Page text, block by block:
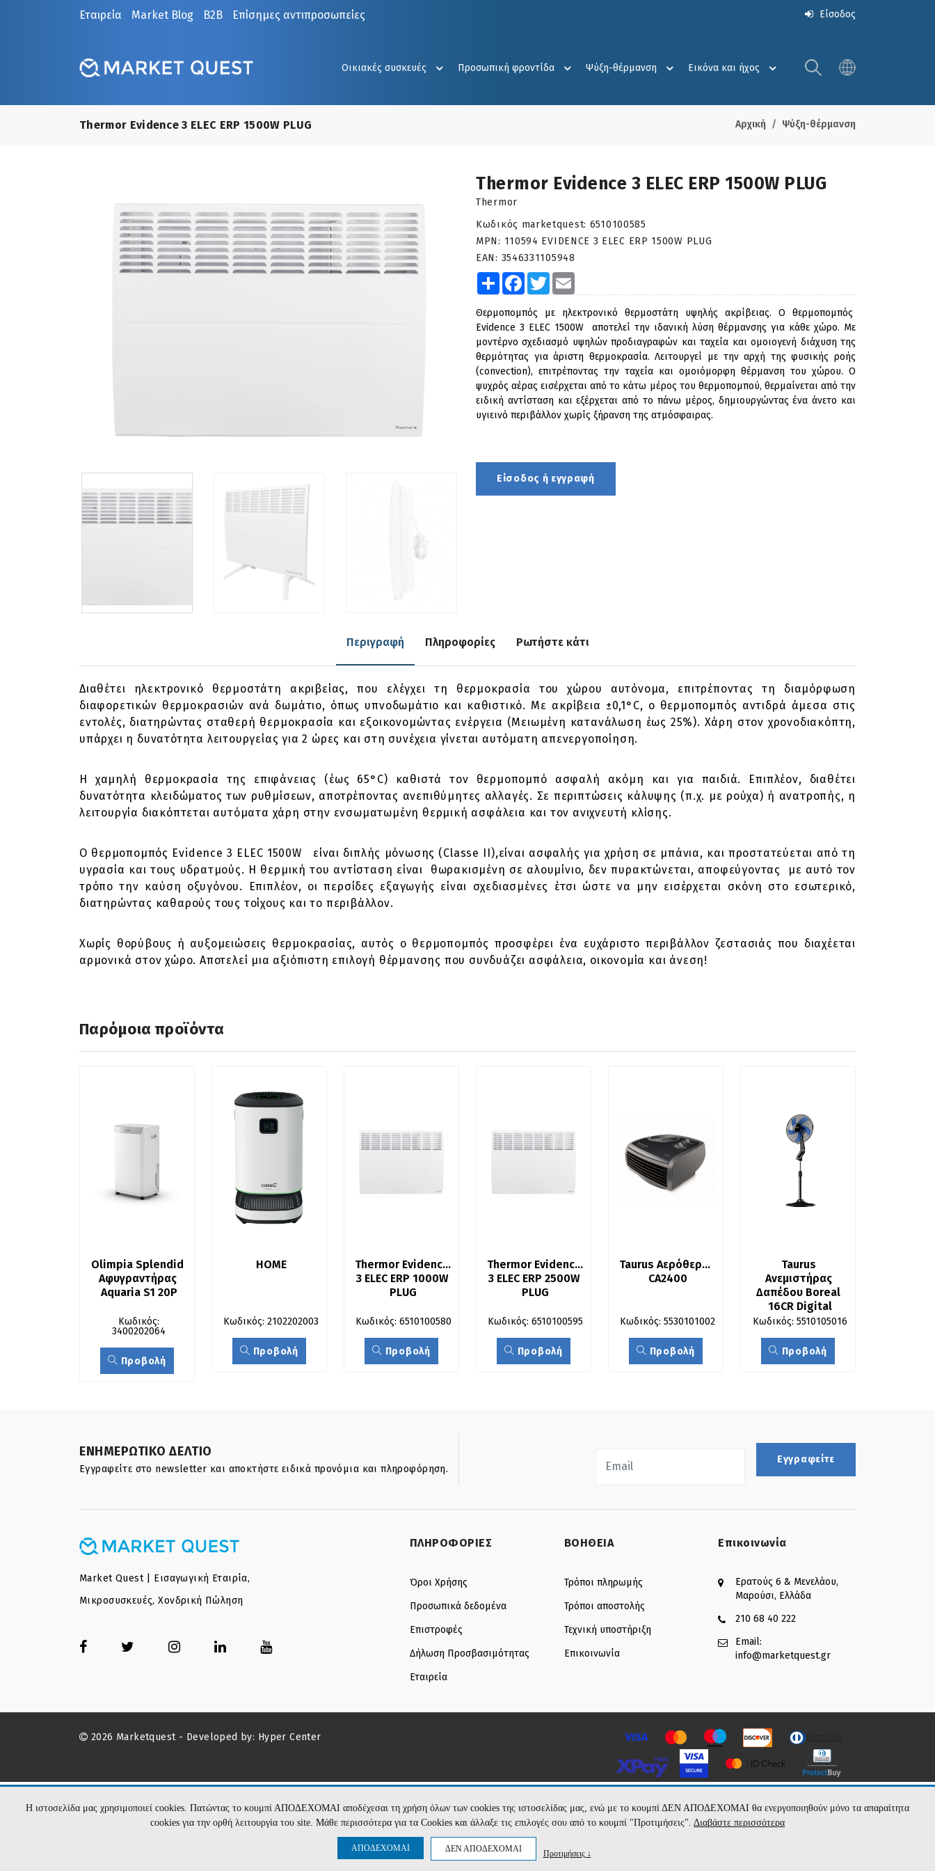
Εταιρεία Market Blog B2B Επίσημες αντιπροσωπείες Είσοδος
Οικιακές συσκευές Προσωπική φροντίδα Ψύξη-θέρμανση Εικόνα και ήχος
Thermor Evidence 3 ELEC ERP 1500W PLUG Αρχική Ψύξη-θέρμανση
Thermor Evidence 3 ELEC ERP 1500W PLUG
Thermor
Κωδικός marketquest: 6510100585
MPN: 110594 EVIDENCE 3 ELEC ERP 1500W PLUG
EAN: 3546331105948
Share Facebook
Twitter
Θερμοπομπός με ηλεκτρονικό θερμοστάτη υψηλής ακρίβειας. Ο θερμοπομπός
Evidence 3 ELEC 1500W αποτελεί την ιδανική λύση θέρμανσης για κάθε χώρο. Με
μοντέρνο σχεδιασμό υψηλών προδιαγραφών και ταχεία και ομοιογενή διάχυση της
θερμότητας για άριστη θερμοκρασία. Λειτουργεί με την αρχή της φυσικής ροής
(convection), επιτρέποντας την ταχεία και ομοιόμορφη θέρμανση του χώρου. Ο
ψυχρός αέρας εισέρχεται από το κάτω μέρος του θερμοπομπού, θερμαίνεται από την
ειδική αντίσταση και εξέρχεται από το πάνω μέρος, δημιουργώντας ένα άνετο και
υγιεινό περιβάλλον χωρίς ξήρανση της ατμόσφαιρας.
Είσοδος ή εγγραφή
Περιγραφή Πληροφορίες Ρωτήστε κάτι
Διαθέτει ηλεκτρονικό θερμοστάτη ακριβείας, που ελέγχει τη θερμοκρασία του χώρου αυτόνομα, επιτρέποντας τη διαμόρφωση
διαφορετικών θερμοκρασιών ανά δωμάτιο, όπως υπνοδωμάτιο και καθιστικό. Με ακρίβεια ±0,1°C, ο θερμοπομπός αντιδρά άμεσα στις
εντολές, διατηρώντας σταθερή θερμοκρασία και εξοικονομώντας ενέργεια (Μειωμένη κατανάλωση έως 25%). Χάρη στον χρονοδιακόπτη,
υπάρχει η δυνατότητα λειτουργείας για 2 ώρες και στη συνέχεια γίνεται αυτόματη απενεργοποίηση.
Η χαμηλή θερμοκρασία της επιφάνειας (έως 65°C) καθιστά τον θερμοπομπό ασφαλή ακόμη και για παιδιά. Επιπλέον, διαθέτει
δυνατότητα κλειδώματος των ρυθμίσεων, αποτρέποντας ανεπιθύμητες αλλαγές. Σε περιπτώσεις κάλυψης (π.χ. με ρούχα) ή ανατροπής, η
λειτουργία διακόπτεται αυτόματα χάρη στην ενσωματωμένη θερμική ασφάλεια και τον ανιχνευτή κλίσης.
Ο θερμοπομπός Evidence 3 ELEC 1500W είναι διπλής μόνωσης (Classe II),είναι ασφαλής για χρήση σε μπάνια, και προστατεύεται από τη
υγρασία και τους υδρατμούς. Η θερμική του αντίσταση είναι θωρακισμένη σε αλουμίνιο, δεν πυρακτώνεται, αποφεύγοντας με αυτό τον
τρόπο την καύση οξυγόνου. Επιπλέον, οι περσίδες εξαγωγής είναι σχεδιασμένες έτσι ώστε να μην εισέρχεται σκόνη στο εσωτερικό,
διατηρώντας καθαρούς τους τοίχους και το περιβάλλον.
Χωρίς θορύβους ή αυξομειώσεις θερμοκρασίας, αυτός ο θερμοπομπός προσφέρει ένα ευχάριστο περιβάλλον ζεστασιάς που διαχέεται
αρμονικά στον χώρο. Αποτελεί μια αξιόπιστη επιλογή θέρμανσης που συνδυάζει ασφάλεια, οικονομία και άνεση!
Παρόμοια προϊόντα
Olimpia Splendid
Αφυγραντήρας
Aquaria S1 20P
Κωδικός:
3400202064
Προβολή
HOME
Κωδικός: 2102202003
Προβολή
Thermor Evidence
3 ELEC ERP 1000W
PLUG
Κωδικός: 6510100580
Προβολή
Thermor Evidence
3 ELEC ERP 2500W
PLUG
Κωδικός: 6510100595
Προβολή
Taurus Αερόθερμο
CA2400
Κωδικός: 5530101002
Προβολή
Taurus
Ανεμιστήρας
Δαπέδου Boreal
16CR Digital
Κωδικός: 5510105016
Προβολή
ΕΝΗΜΕΡΩΤΙΚΟ ΔΕΛΤΙΟ
Εγγραφείτε στο newsletter και αποκτήστε ειδικά προνόμια και πληροφόρηση.
Εγγραφείτε
Market Quest | Εισαγωγική Εταιρία,
Μικροσυσκευές, Χονδρική Πώληση
ΠΛΗΡΟΦΟΡΙΕΣ
Όροι Χρήσης
Προσωπικά δεδομένα
Επιστροφές
Δήλωση Προσβασιμότητας
Εταιρεία
ΒΟΗΘΕΙΑ
Τρόποι πληρωμής
Τρόποι αποστολής
Τεχνική υποστήριξη
Επικοινωνία
Επικοινωνία
Ερατούς 6 & Μενελάου,
Μαρούσι, Ελλάδα
210 68 40 222
Email:
info@marketquest.gr
2026 Marketquest - Developed by: Hyper Center
Η ιστοσελίδα μας χρησιμοποιεί cookies. Πατώντας το κουμπί ΑΠΟΔΕΧΟΜΑΙ αποδέχεσαι τη χρήση όλων των cookies της ιστοσελίδας μας, ενώ με το κουμπί ΔΕΝ ΑΠΟΔΕΧΟΜΑΙ θα ενεργοποιηθούν μόνο τα απαραίτητα
cookies για την ορθή λειτουργία του site. Μάθε περισσότερα για τα Cookies και άλλαξε τις επιλογές σου από το κουμπί "Προτιμήσεις". Διαβάστε περισσότερα
ΑΠΟΔΕΧΟΜΑΙ ΔΕΝ ΑΠΟΔΕΧΟΜΑΙ Προτιμήσεις ↓